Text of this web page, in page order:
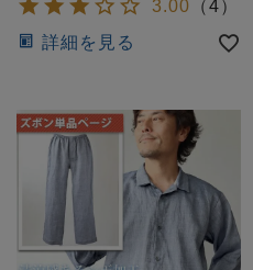
3.00 （4）
詳細を見る